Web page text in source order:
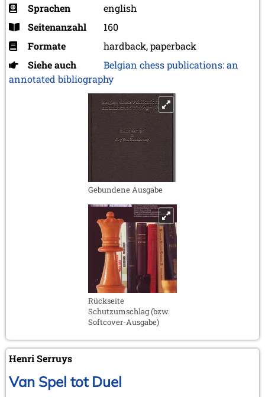
Sprachen
english
Seitenanzahl
160
Formate
hardback, paperback
Siehe auch
Belgian chess publications: an
annotated bibliography
Gebundene Ausgabe
Rückseite
Schutzumschlag (bzw.
Softcover-Ausgabe)
Henri Serruys
Van Spel tot Duel